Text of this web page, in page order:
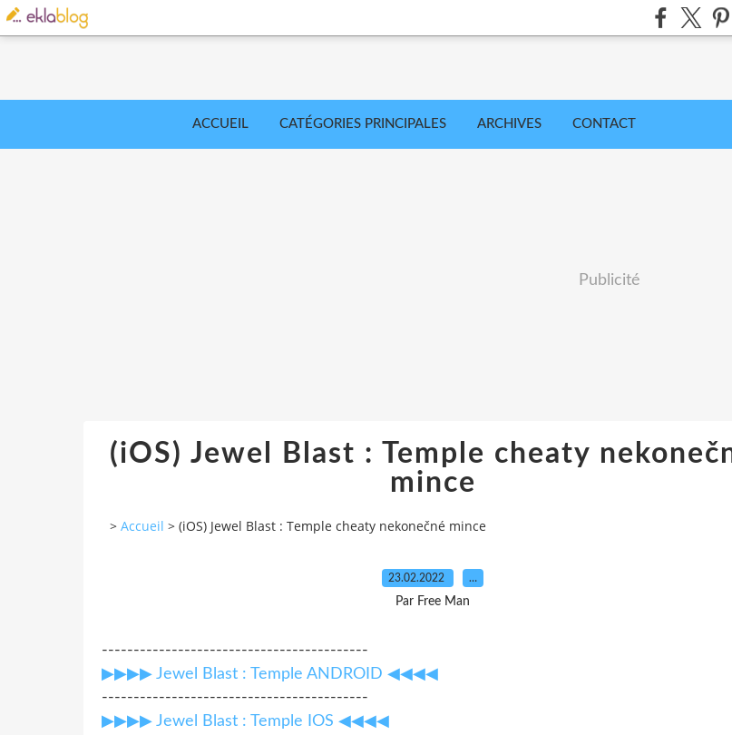
ACCUEIL CATÉGORIES PRINCIPALES ARCHIVES CONTACT
Publicité
(iOS) Jewel Blast : Temple cheaty
mince
> Accueil > (iOS) Jewel Blast : Temple cheaty nekonečné mince
23.02.2022 …
Par Free Man
------------------------------------------
▶▶▶▶ Jewel Blast : Temple ANDROID ◀◀◀◀
------------------------------------------
▶▶▶▶ Jewel Blast : Temple IOS ◀◀◀◀